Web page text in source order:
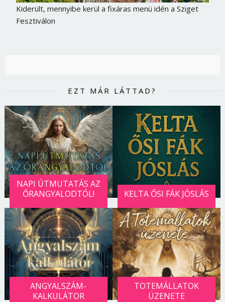
Kiderült, mennyibe kerül a fixáras menü idén a Sziget
Fesztiválon
EZT MÁR LÁTTAD?
NAPI ÚTMUTATÁS AZ
ŐRANGYALODTÓL!
KELTA ŐSI FÁK JÓSLÁS
ANGYALSZÁM-
KALKULÁTOR
TOTEMÁLLATOK
ÜZENETE